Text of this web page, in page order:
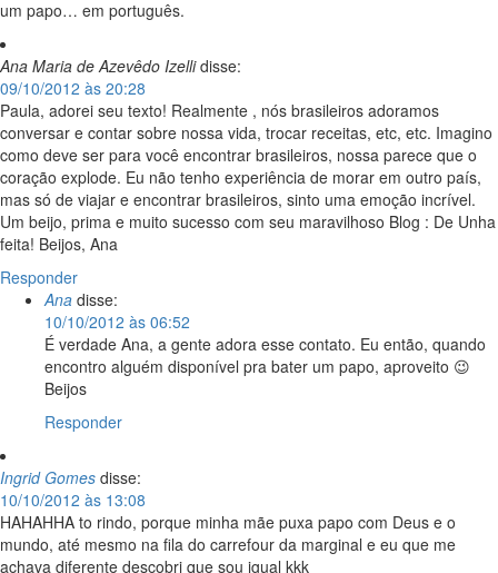
um papo… em português.
Ana Maria de Azevêdo Izelli disse:
09/10/2012 às 20:28
Paula, adorei seu texto! Realmente , nós brasileiros adoramos
conversar e contar sobre nossa vida, trocar receitas, etc, etc. Imagino
como deve ser para você encontrar brasileiros, nossa parece que o
coração explode. Eu não tenho experiência de morar em outro país,
mas só de viajar e encontrar brasileiros, sinto uma emoção incrível.
Um beijo, prima e muito sucesso com seu maravilhoso Blog : De Unha
feita! Beijos, Ana
Responder
Ana disse:
10/10/2012 às 06:52
É verdade Ana, a gente adora esse contato. Eu então, quando
encontro alguém disponível pra bater um papo, aproveito 😉
Beijos
Responder
Ingrid Gomes disse:
10/10/2012 às 13:08
HAHAHHA to rindo, porque minha mãe puxa papo com Deus e o
mundo, até mesmo na fila do carrefour da marginal e eu que me
achava diferente descobri que sou igual kkk